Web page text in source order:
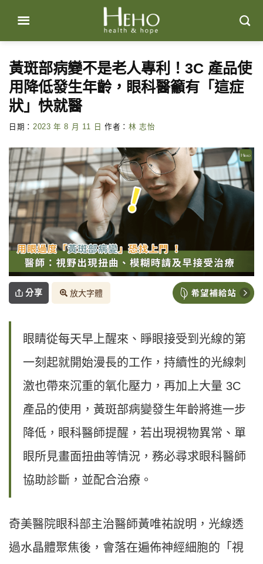
content
黃斑部病變不是老人專利！3C 產品使
用降低發生年齡，眼科醫籲有「這症
狀」快就醫
日期： 2023 年 8 月 11 日 作者： 林 志怡
分享 放大字體
眼睛從每天早上醒來、睜眼接受到光線的第
一刻起就開始漫長的工作，持續性的光線刺
激也帶來沉重的氧化壓力，再加上大量 3C
產品的使用，黃斑部病變發生年齡將進一步
降低，眼科醫師提醒，若出現視物異常、單
眼所見畫面扭曲等情況，務必尋求眼科醫師
協助診斷，並配合治療。
奇美醫院眼科部主治醫師黃唯祐說明，光線透
過水晶體聚焦後，會落在遍佈神經細胞的「視